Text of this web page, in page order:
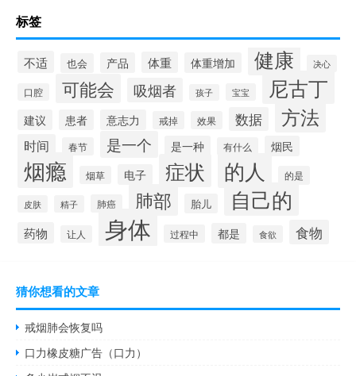
标签
不适 也会 产品 体重 体重增加 健康 决心
口腔 可能会 吸烟者 孩子 宝宝 尼古丁
建议 患者 意志力 戒掉 效果 数据 方法
时间 春节 是一个 是一种 有什么 烟民
烟瘾 烟草 电子 症状 的人 的是
皮肤 精子 肺癌 肺部 胎儿 自己的
药物 让人 身体 过程中 都是 食欲 食物
猜你想看的文章
戒烟肺会恢复吗
口力橡皮糖广告（口力）